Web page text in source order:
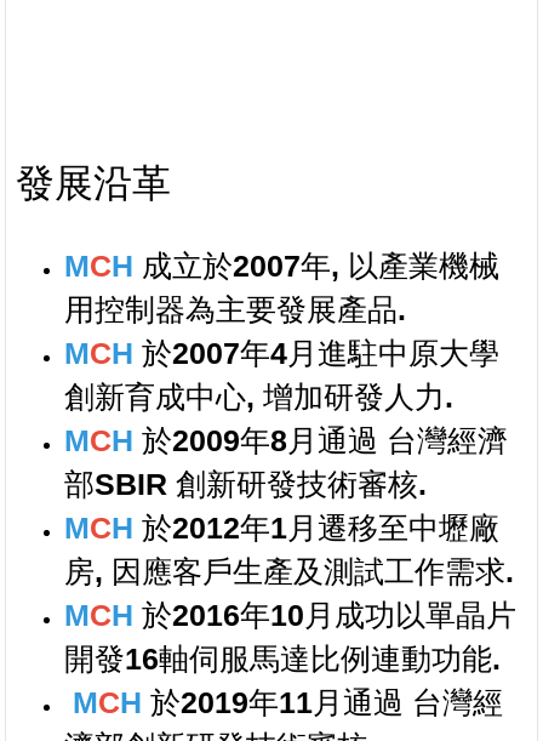
發展沿革
MCH 成立於2007年, 以產業機械
用控制器為主要發展產品.
MCH 於2007年4月進駐中原大學
創新育成中心, 增加研發人力.
MCH 於2009年8月通過 台灣經濟
部SBIR 創新研發技術審核.
MCH 於2012年1月遷移至中壢廠
房, 因應客戶生產及測試工作需求.
MCH 於2016年10月成功以單晶片
開發16軸伺服馬達比例連動功能.
MCH 於2019年11月通過 台灣經